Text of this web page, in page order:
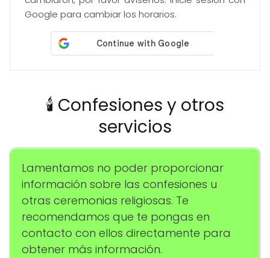
Google para cambiar los horarios.
🕯️ Confesiones y otros
servicios
Lamentamos no poder proporcionar
información sobre las confesiones u
otras ceremonias religiosas. Te
recomendamos que te pongas en
contacto con ellos directamente para
obtener más información.